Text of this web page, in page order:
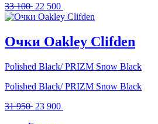
33 100 Первоначальная
цена
100 .
22 500
цена:
500 .
Очки Oakley Clifden
Polished Black/ PRIZM Snow Black
Polished Black/ PRIZM Snow Black
31 950 Первоначальная
23 900